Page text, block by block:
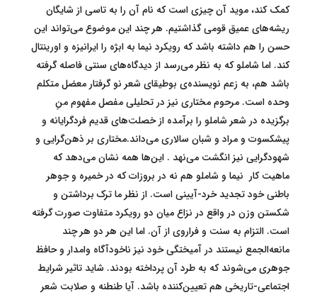
کمک کند، موید آن چیزی است که نام آن را به تاسی از شایگان
ریشه‌های عمیق قومی گذاشتیم. هر چند این موضوع می‌تواند این
حسن را هم داشته باشد که رویکرد نیما به ابژه را ایرانیزه و اورینتال
کند. اما شاملو که به نظر می‌رسد از دیدگاه‌های سنتی فاصله گرفته
باشد هم، به زعم نویسنده‌ی بوطیقای شعر نو گرفتار معضل متکلم
وحده است. مرحوم مختاری نیز در تحلیلی مفصل مفهوم منِ
برگزیده در شعر شاملو را برآمده از خصلت‌های قدیم فردگرایانه و
پیشکسوت و مراد و شبان سالاری می‌داند.مختاری بر ذهن‌گرایی و
شهودگرایی نیز انگشت می‌نهد . این‌ها همه نشان می‌دهد که
ماهیت کار نیما و شاملو هم نه در بروزات که در خمیره و جوهر
باطنی خود تجدید خرد-آیینی است. از نظر ما ترک برداشتن و
شکستن وزن در واقع در نزاع میان دو رویکرد متفاوت صورت گرفته
است. التزام به سنت و فراروی از آن. اما این هر دو هر چند
مانعه‌الجمع نیستند در آمیختگی خود نیز ناخودآگاه وامدار و حافظ
جوهری می‌شوند که به طرد آن پرداخته بودند. شاید تاثیر شرایط
اجتماعی-تاریخی هم تعیین‌کننده باشد. آیا طنطنه و صلابت شعر